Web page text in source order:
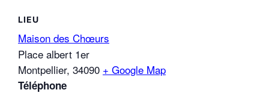
LIEU
Maison des Chœurs
Place albert 1er
Montpellier, 34090 + Google Map
Téléphone